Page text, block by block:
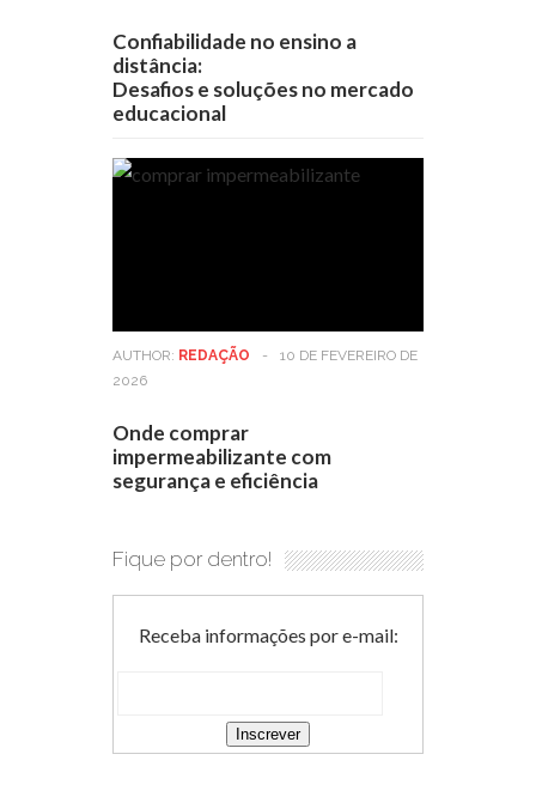
Confiabilidade no ensino a
distância:
Desafios e soluções no mercado
educacional
AUTHOR: REDAÇÃO -
10 DE FEVEREIRO DE
2026
Onde comprar
impermeabilizante com
segurança e eficiência
Fique por dentro!
Receba informações por e-mail: